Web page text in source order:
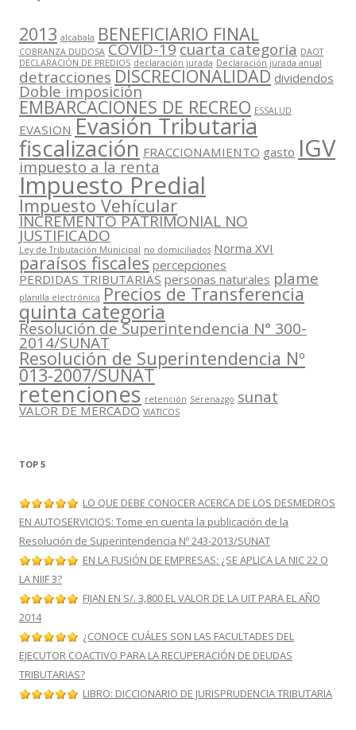
2013 alcabala BENEFICIARIO FINAL
COBRANZA DUDOSA COVID-19cuarta categoria DAOT
DECLARACIÓN DE PREDIOS declaración jurada Declaración jurada anual
detracciones DISCRECIONALIDAD dividendos
Doble imposición
EMBARCACIONES DE RECREO ESSALUD
EVASION Evasión Tributaria
fiscalización FRACCIONAMIENTO gasto IGV
impuesto a la renta
Impuesto Predial
Impuesto Vehícular
INCREMENTO PATRIMONIAL NO
JUSTIFICADO
Ley de Tributación Municipal no domiciliados Norma XVI
paraísos fiscales percepciones
PERDIDAS TRIBUTARIAS personas naturales plame
planilla electrónica Precios de Transferencia
quinta categoria
Resolución de Superintendencia N° 300-
2014/SUNAT
Resolución de Superintendencia Nº
013-2007/SUNAT
retenciones retención Serenazgo sunat
VALOR DE MERCADO VIATICOS
TOP 5
LO QUE DEBE CONOCER ACERCA DE LOS DESMEDROS
EN AUTOSERVICIOS: Tome en cuenta la publicación de la
Resolución de Superintendencia Nº 243-2013/SUNAT
EN LA FUSIÓN DE EMPRESAS: ¿SE APLICA LA NIC 22 O
LA NIIF 3?
FIJAN EN S/. 3,800 EL VALOR DE LA UIT PARA EL AÑO
2014
¿CONOCE CUÁLES SON LAS FACULTADES DEL
EJECUTOR COACTIVO PARA LA RECUPERACIÓN DE DEUDAS
TRIBUTARIAS?
LIBRO: DICCIONARIO DE JURISPRUDENCIA TRIBUTARIA